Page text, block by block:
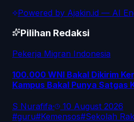
Powered by Ajakin.id — AI
Pilihan Redaksi
Pekerja Migran Indonesia
100.000 WNI Bakal Dikirim
Kampus Bakal Punya Satgas
S Nurafifa·
10 August 2026
#guru#Kemensos#Sekolah